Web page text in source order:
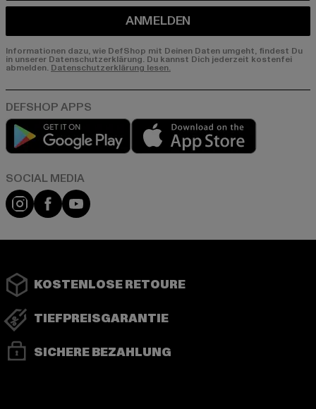
ANMELDEN
Informationen dazu, wie DefShop mit Deinen Daten umgeht, findest Du
in unserer Datenschutzerklärung. Du kannst Dich jederzeit kostenfei
abmelden. Datenschutzerklärung lesen.
Play market
Instagram
FacebookYouTube
KOSTENLOSE RETOURE
TIEFPREISGARANTIE
SICHERE BEZAHLUNG